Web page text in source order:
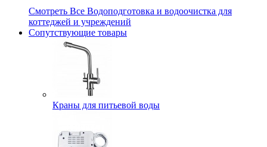
Смотреть Все Водоподготовка и водоочистка для
коттеджей и учреждений
Сопутствующие товары
Краны для питьевой воды